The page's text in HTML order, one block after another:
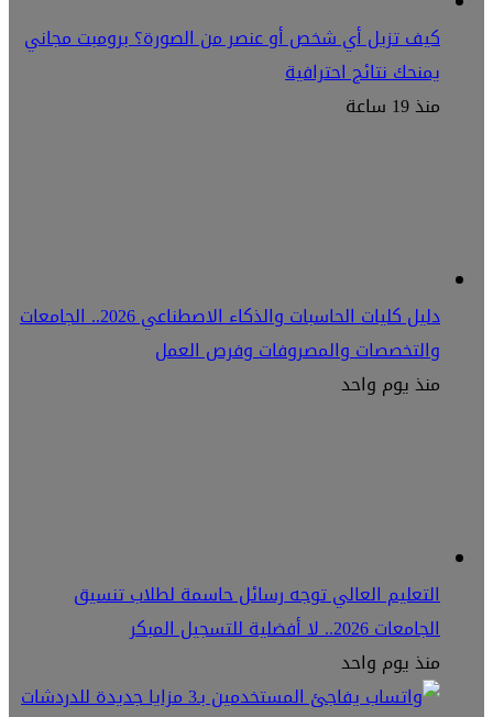
كيف تزيل أي شخص أو عنصر من الصورة؟ برومبت مجاني
يمنحك نتائج احترافية
منذ 19 ساعة
دليل كليات الحاسبات والذكاء الاصطناعي 2026.. الجامعات
والتخصصات والمصروفات وفرص العمل
منذ يوم واحد
التعليم العالي توجه رسائل حاسمة لطلاب تنسيق
الجامعات 2026.. لا أفضلية للتسجيل المبكر
منذ يوم واحد